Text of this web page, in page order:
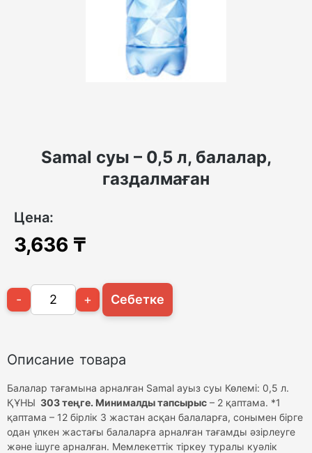
Samal суы – 0,5 л, балалар,
газдалмаған
Цена:
3,636 ₸
- + Себетке
Описание товара
Балалар тағамына арналған Samal ауыз суы Көлемі: 0,5 л.
ҚҰНЫ 303 теңге. Минималды тапсырыс – 2 қаптама. *1
қаптама – 12 бірлік 3 жастан асқан балаларға, сонымен бірге
одан үлкен жастағы балаларға арналған тағамды әзірлеуге
және ішуге арналған. Мемлекеттік тіркеу туралы куәлік